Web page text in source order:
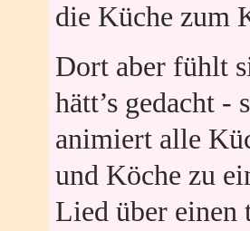
die Küche zum
Dort aber fühlt
hätt’s gedacht -
animiert alle
und Köche zu
Lied über einen